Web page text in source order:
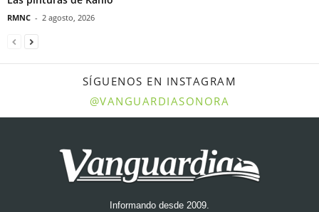
RMNC - 2 agosto, 2026
SÍGUENOS EN INSTAGRAM
@VANGUARDIASONORA
Informando desde 2009.